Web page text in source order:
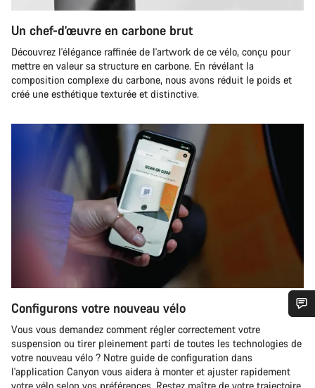
Un chef-d’œuvre en carbone brut
Découvrez l'élégance raffinée de l'artwork de ce vélo, conçu pour
mettre en valeur sa structure en carbone. En révélant la
composition complexe du carbone, nous avons réduit le poids et
créé une esthétique texturée et distinctive.
Configurons votre nouveau vélo
Vous vous demandez comment régler correctement votre
suspension ou tirer pleinement parti de toutes les technologies de
votre nouveau vélo ? Notre guide de configuration dans
l'application Canyon vous aidera à monter et ajuster rapidement
Besoin d’aide ?
Nos experts du service client vous attendent pour
répondre à vos questions.